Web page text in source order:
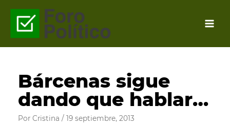
contenido
Bárcenas sigue
dando que hablar…
Por Cristina / 19 septiembre, 2013